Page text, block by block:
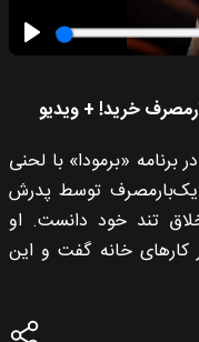
خرید! + ویدیو
برنامه «برمودا» با لحنی
یک‌بارمصرف توسط پدرش
تند خود دانست. او
کارهای خانه گفت و این